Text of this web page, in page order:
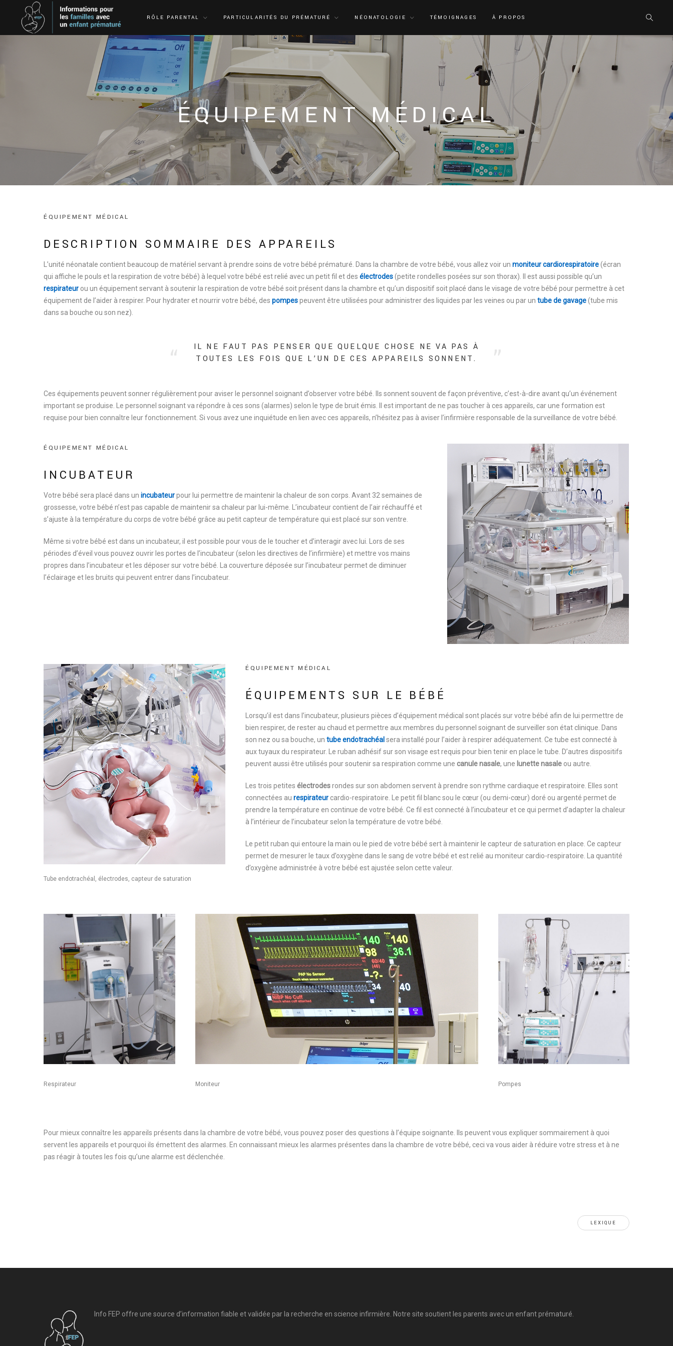
RÔLE PARENTAL PARTICULARITÉS DU PRÉMATURÉ NÉONATOLOGIE TÉMOIGNAGES À PROPOS
ÉQUIPEMENT MÉDICAL
ÉQU IPEMENT MÉDICAL
DESCRIPTION SOMMAIRE DES APPAREILS
L’unité néonatale contient beaucoup de matériel servant à prendre soins de votre bébé prématuré. Dans la chambre de votre bébé, vous allez voir un moniteur cardiorespiratoire(écran
qui affiche le pouls et la respiration de votre bébé) à lequel votre bébé est relié avec un petit fil et des électrodes(petite rondelles posées sur son thorax). Il est aussi possible qu’un
respirateur ou un équipement servant à soutenir la respiration de votre bébé soit présent dans la chambre et qu’un dispositif soit placé dans le visage de votre bébé pour permettre à cet
équipement de l’aider à respirer. Pour hydrater et nourrir votre bébé, des pompespeuvent être utilisées pour administrer des liquides par les veines ou par un tube de gavage(tube mis
dans sa bouche ou son nez).
IL NE FAUT PAS PENSER QUE QUELQUE CHOSE NE VA PAS À
TOUTES LES FOIS QUE L’UN DE CES APPAREILS SONNENT.
Ces équipements peuvent sonner régulièrement pour aviser le personnel soignant d’observer votre bébé. Ils sonnent souvent de façon préventive, c’est-à-dire avant qu’un événement
important se produise. Le personnel soignant va répondre à ces sons (alarmes) selon le type de bruit émis. Il est important de ne pas toucher à ces appareils, car une formation est
requise pour bien connaître leur fonctionnement. Si vous avez une inquiétude en lien avec ces appareils, n’hésitez pas à aviser l’infirmière responsable de la surveillance de votre bébé.
ÉQU IPEMENT MÉDICAL
INCUBATEUR
Votre bébé sera placé dans un incubateurpour lui permettre de maintenir la chaleur de son corps. Avant 32 semaines de
grossesse, votre bébé n’est pas capable de maintenir sa chaleur par lui-même. L’incubateur contient de l’air réchauffé et
s’ajuste à la température du corps de votre bébé grâce au petit capteur de température qui est placé sur son ventre.
Même si votre bébé est dans un incubateur, il est possible pour vous de le toucher et d’interagir avec lui. Lors de ses
périodes d’éveil vous pouvez ouvrir les portes de l’incubateur (selon les directives de l’infirmière) et mettre vos mains
propres dans l’incubateur et les déposer sur votre bébé. La couverture déposée sur l’incubateur permet de diminuer
l’éclairage et les bruits qui peuvent entrer dans l’incubateur.
ÉQUI PEMEN T M ÉDICAL
ÉQUIPEMENTS SUR LE BÉBÉ
Lorsqu’il est dans l’incubateur, plusieurs pièces d’équipement médical sont placés sur votre bébé afin de lui permettre de
bien respirer, de rester au chaud et permettre aux membres du personnel soignant de surveiller son état clinique. Dans
son nez ou sa bouche, un tube endotrachéal sera installé pour l’aider à respirer adéquatement. Ce tube est connecté à
aux tuyaux du respirateur. Le ruban adhésif sur son visage est requis pour bien tenir en place le tube. D’autres dispositifs
peuvent aussi être utilisés pour soutenir sa respiration comme unecanule nasale, une lunette nasale ou autre.
Les trois petitesélectrodesrondes sur son abdomen servent à prendre son rythme cardiaque et respiratoire. Elles sont
connectées aurespirateur cardio-respiratoire. Le petit fil blanc sou le cœur (ou demi-cœur) doré ou argenté permet de
prendre la température en continue de votre bébé. Ce fil est connecté à l’incubateur et ce qui permet d’adapter la chaleur
à l’intérieur de l’incubateur selon la température de votre bébé.
Le petit ruban qui entoure la main ou le pied de votre bébé sert à maintenir le capteur de saturation en place. Ce capteur
permet de mesurer le taux d’oxygène dans le sang de votre bébé et est relié au moniteur cardio-respiratoire. La quantité
d’oxygène administrée à votre bébé est ajustée selon cette valeur.
Tube endotrachéal, électrodes, capteur de saturation
Respirateur Moniteur Pompes
Pour mieux connaître les appareils présents dans la chambre de votre bébé, vous pouvez poser des questions à l’équipe soignante. Ils peuvent vous expliquer sommairement à quoi
servent les appareils et pourquoi ils émettent des alarmes. En connaissant mieux les alarmes présentes dans la chambre de votre bébé, ceci va vous aider à réduire votre stress et à ne
pas réagir à toutes les fois qu’une alarme est déclenchée.
LEXIQUE
Info FEP offre une source d’information fiable et validée par la recherche en science infirmière. Notre site soutient les parents avec un enfant prématuré.